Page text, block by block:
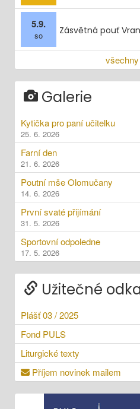
5.9.
so Zásvětná pouť
Galerie
Kytička pro paní učitelku
25. 6. 2026
Farní den
21. 6. 2026
Poutní mše Olomučany
14. 6. 2026
První svaté přijímání
31. 5. 2026
Sportovní odpoledne
17. 5. 2026
Užitečné
Plášť 03 / 2025
Fond PULS
Liturgické texty
Příjem novinek mailem